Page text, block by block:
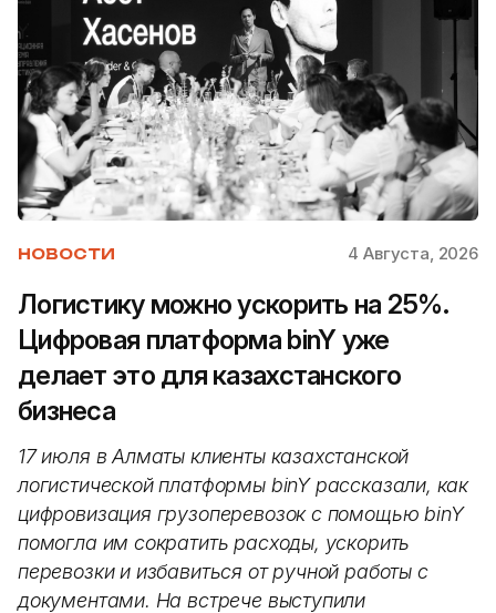
НОВОСТИ 4 Августа, 2026
Логистику можно ускорить на 25%.
Цифровая платформа binY уже
делает это для казахстанского
бизнеса
17 июля в Алматы клиенты казахстанской
логистической платформы binY рассказали, как
цифровизация грузоперевозок с помощью binY
помогла им сократить расходы, ускорить
перевозки и избавиться от ручной работы с
документами. На встрече выступили